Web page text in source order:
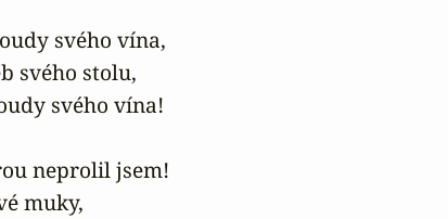
svého vína,
svého stolu,
svého vína!
neprolil jsem!
muky,